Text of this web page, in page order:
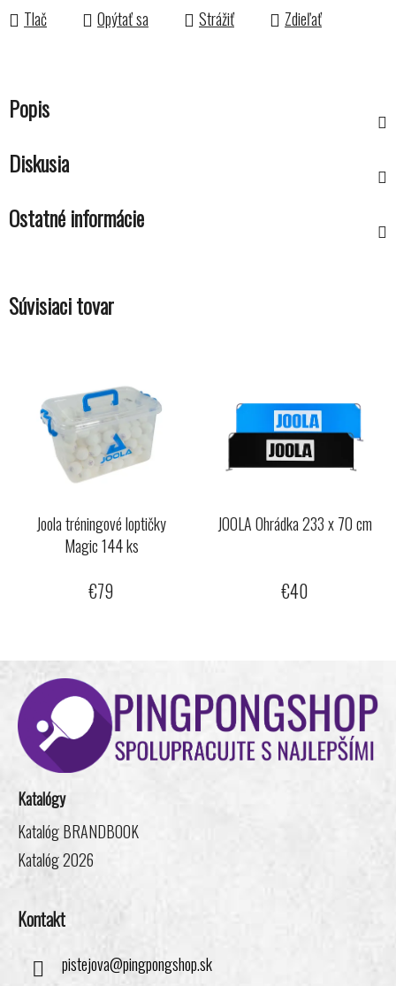
Tlač Opýtať sa Strážiť Zdieľať
Popis
Diskusia
Ostatné informácie
Súvisiaci tovar
Joola tréningové loptičky
Magic 144 ks
€79
JOOLA Ohrádka 233 x 70 cm
€40
Z
Katalógy
Katalóg BRANDBOOK
Katalóg 2026
Kontakt
pistejova@pingpongshop.sk